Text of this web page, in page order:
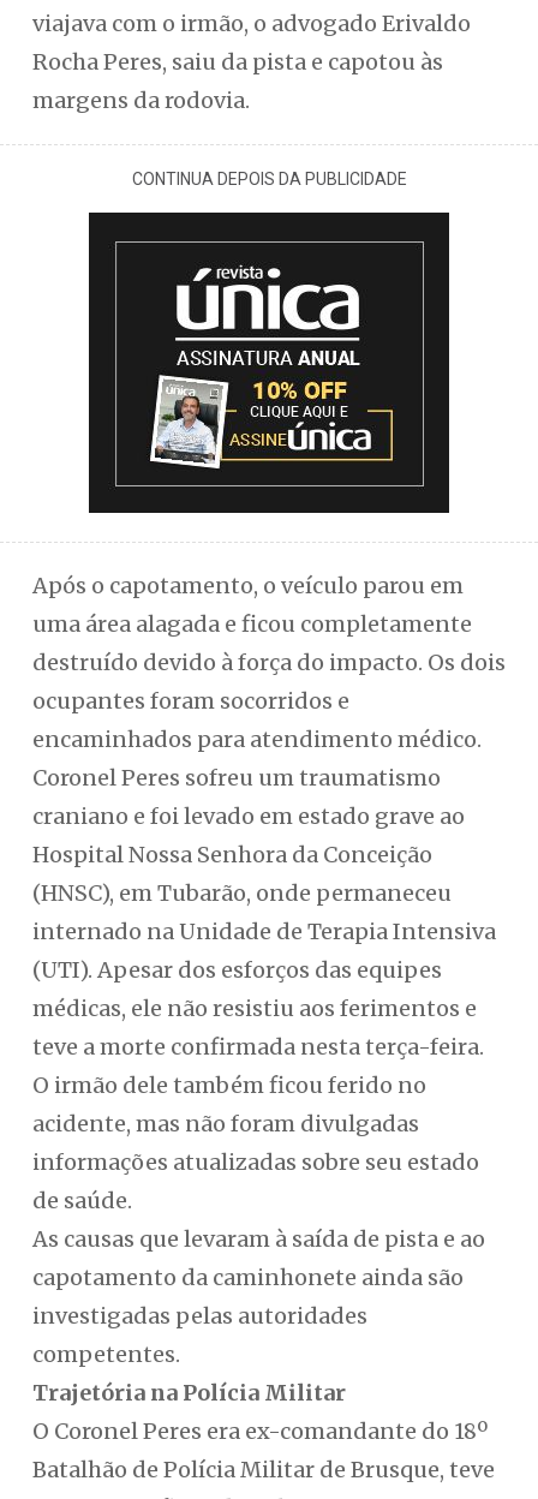
viajava com o irmão, o advogado Erivaldo
Rocha Peres, saiu da pista e capotou às
margens da rodovia.
CONTINUA DEPOIS DA PUBLICIDADE
Após o capotamento, o veículo parou em
uma área alagada e ficou completamente
destruído devido à força do impacto. Os dois
ocupantes foram socorridos e
encaminhados para atendimento médico.
Coronel Peres sofreu um traumatismo
craniano e foi levado em estado grave ao
Hospital Nossa Senhora da Conceição
(HNSC), em Tubarão, onde permaneceu
internado na Unidade de Terapia Intensiva
(UTI). Apesar dos esforços das equipes
médicas, ele não resistiu aos ferimentos e
teve a morte confirmada nesta terça-feira.
O irmão dele também ficou ferido no
acidente, mas não foram divulgadas
informações atualizadas sobre seu estado
de saúde.
As causas que levaram à saída de pista e ao
capotamento da caminhonete ainda são
investigadas pelas autoridades
competentes.
Trajetória na Polícia Militar
O Coronel Peres era ex-comandante do 18º
Batalhão de Polícia Militar de Brusque, teve